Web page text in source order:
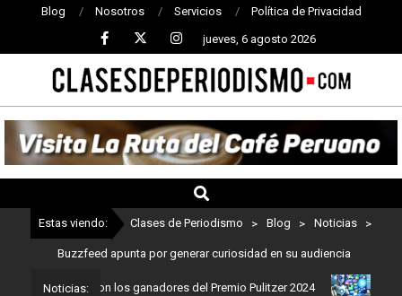
Blog Nosotros Servicios Política de Privacidad
jueves, 6 agosto 2026
CLASES
DE
PERIODISMO
Estas viendo: Clases de Periodismo > Blog > Noticias >
Buzzfeed apunta por generar curiosidad en su audiencia
Noticias:
Estos son los ganadores del Premio Pulitzer 2024